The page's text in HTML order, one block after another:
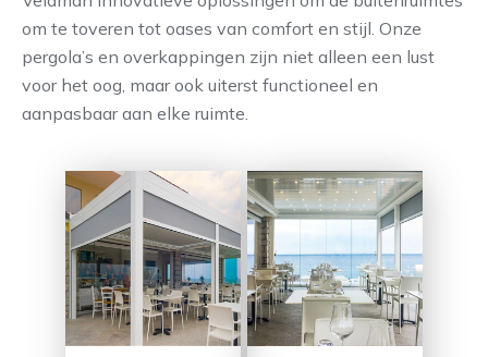
Contact
om te toveren tot oases van comfort en stijl. Onze
pergola’s en overkappingen zijn niet alleen een lust
voor het oog, maar ook uiterst functioneel en
aanpasbaar aan elke ruimte.